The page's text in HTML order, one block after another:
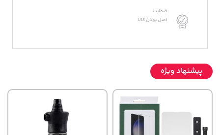
ضمانت
اصل بودن کالا
پیشنهاد ویژه